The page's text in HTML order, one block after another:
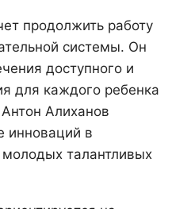
продолжить работу
системы. Он
доступного и
для каждого ребенка
Алиханов
инноваций в
талантливых